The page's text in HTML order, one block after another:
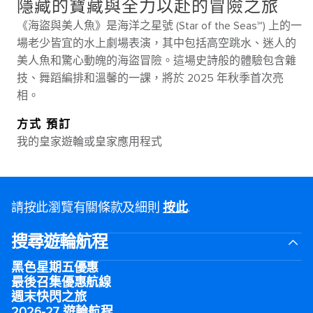
隱藏的寶藏與全力以赴的冒險之旅
《海盜與美人魚》是海洋之星號 (Star of the Seas℠) 上的一
場老少皆宜的水上劇場表演，其中包括高空跳水、迷人的
美人魚和驚心動魄的海盜冒險。這場史詩般的體驗包含雜
技、舞蹈編排和溫馨的一課，將於 2025 年秋季首次亮
相。
方式 預訂
我的皇家遊輪或皇家應用程式
請按此瀏覽有關條款及細則按此.
搜尋遊輪航程
黑色星期五優惠
最後召集優惠航線
週末快閃之旅